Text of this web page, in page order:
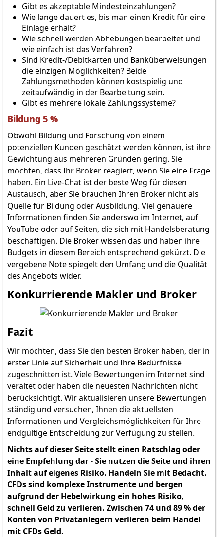
Gibt es akzeptable Mindesteinzahlungen?
Wie lange dauert es, bis man einen Kredit für eine
Einlage erhält?
Wie schnell werden Abhebungen bearbeitet und
wie einfach ist das Verfahren?
Sind Kredit-/Debitkarten und Banküberweisungen
die einzigen Möglichkeiten? Beide
Zahlungsmethoden können kostspielig und
zeitaufwändig in der Bearbeitung sein.
Gibt es mehrere lokale Zahlungssysteme?
Bildung 5 %
Obwohl Bildung und Forschung von einem
potenziellen Kunden geschätzt werden können, ist ihre
Gewichtung aus mehreren Gründen gering. Sie
möchten, dass Ihr Broker reagiert, wenn Sie eine Frage
haben. Ein Live-Chat ist der beste Weg für diesen
Austausch, aber Sie brauchen Ihren Broker nicht als
Quelle für Bildung oder Ausbildung. Viel genauere
Informationen finden Sie anderswo im Internet, auf
YouTube oder auf Seiten, die sich mit Handelsberatung
beschäftigen. Die Broker wissen das und haben ihre
Budgets in diesem Bereich entsprechend gekürzt. Die
vergebene Note spiegelt den Umfang und die Qualität
des Angebots wider.
Konkurrierende Makler und Broker
Fazit
Wir möchten, dass Sie den besten Broker haben, der in
erster Linie auf Sicherheit und Ihre Bedürfnisse
zugeschnitten ist. Viele Bewertungen im Internet sind
veraltet oder haben die neuesten Nachrichten nicht
berücksichtigt. Wir aktualisieren unsere Bewertungen
ständig und versuchen, Ihnen die aktuellsten
Informationen und Vergleichsmöglichkeiten für Ihre
endgültige Entscheidung zur Verfügung zu stellen.
Nichts auf dieser Seite stellt einen Ratschlag oder
eine Empfehlung dar - Sie nutzen die Seite und ihren
Inhalt auf eigenes Risiko. Handeln Sie mit Bedacht.
CFDs sind komplexe Instrumente und bergen
aufgrund der Hebelwirkung ein hohes Risiko,
schnell Geld zu verlieren. Zwischen 74 und 89 % der
Konten von Privatanlegern verlieren beim Handel
mit CFDs Geld.